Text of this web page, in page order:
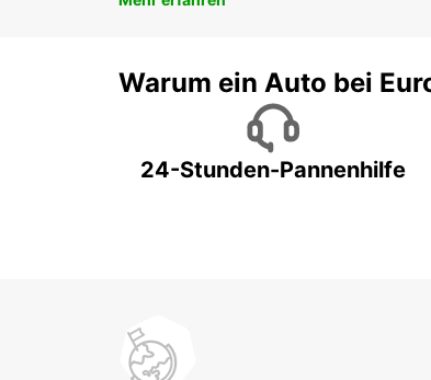
Warum ein Auto bei
24-Stunden-Pannenhilfe